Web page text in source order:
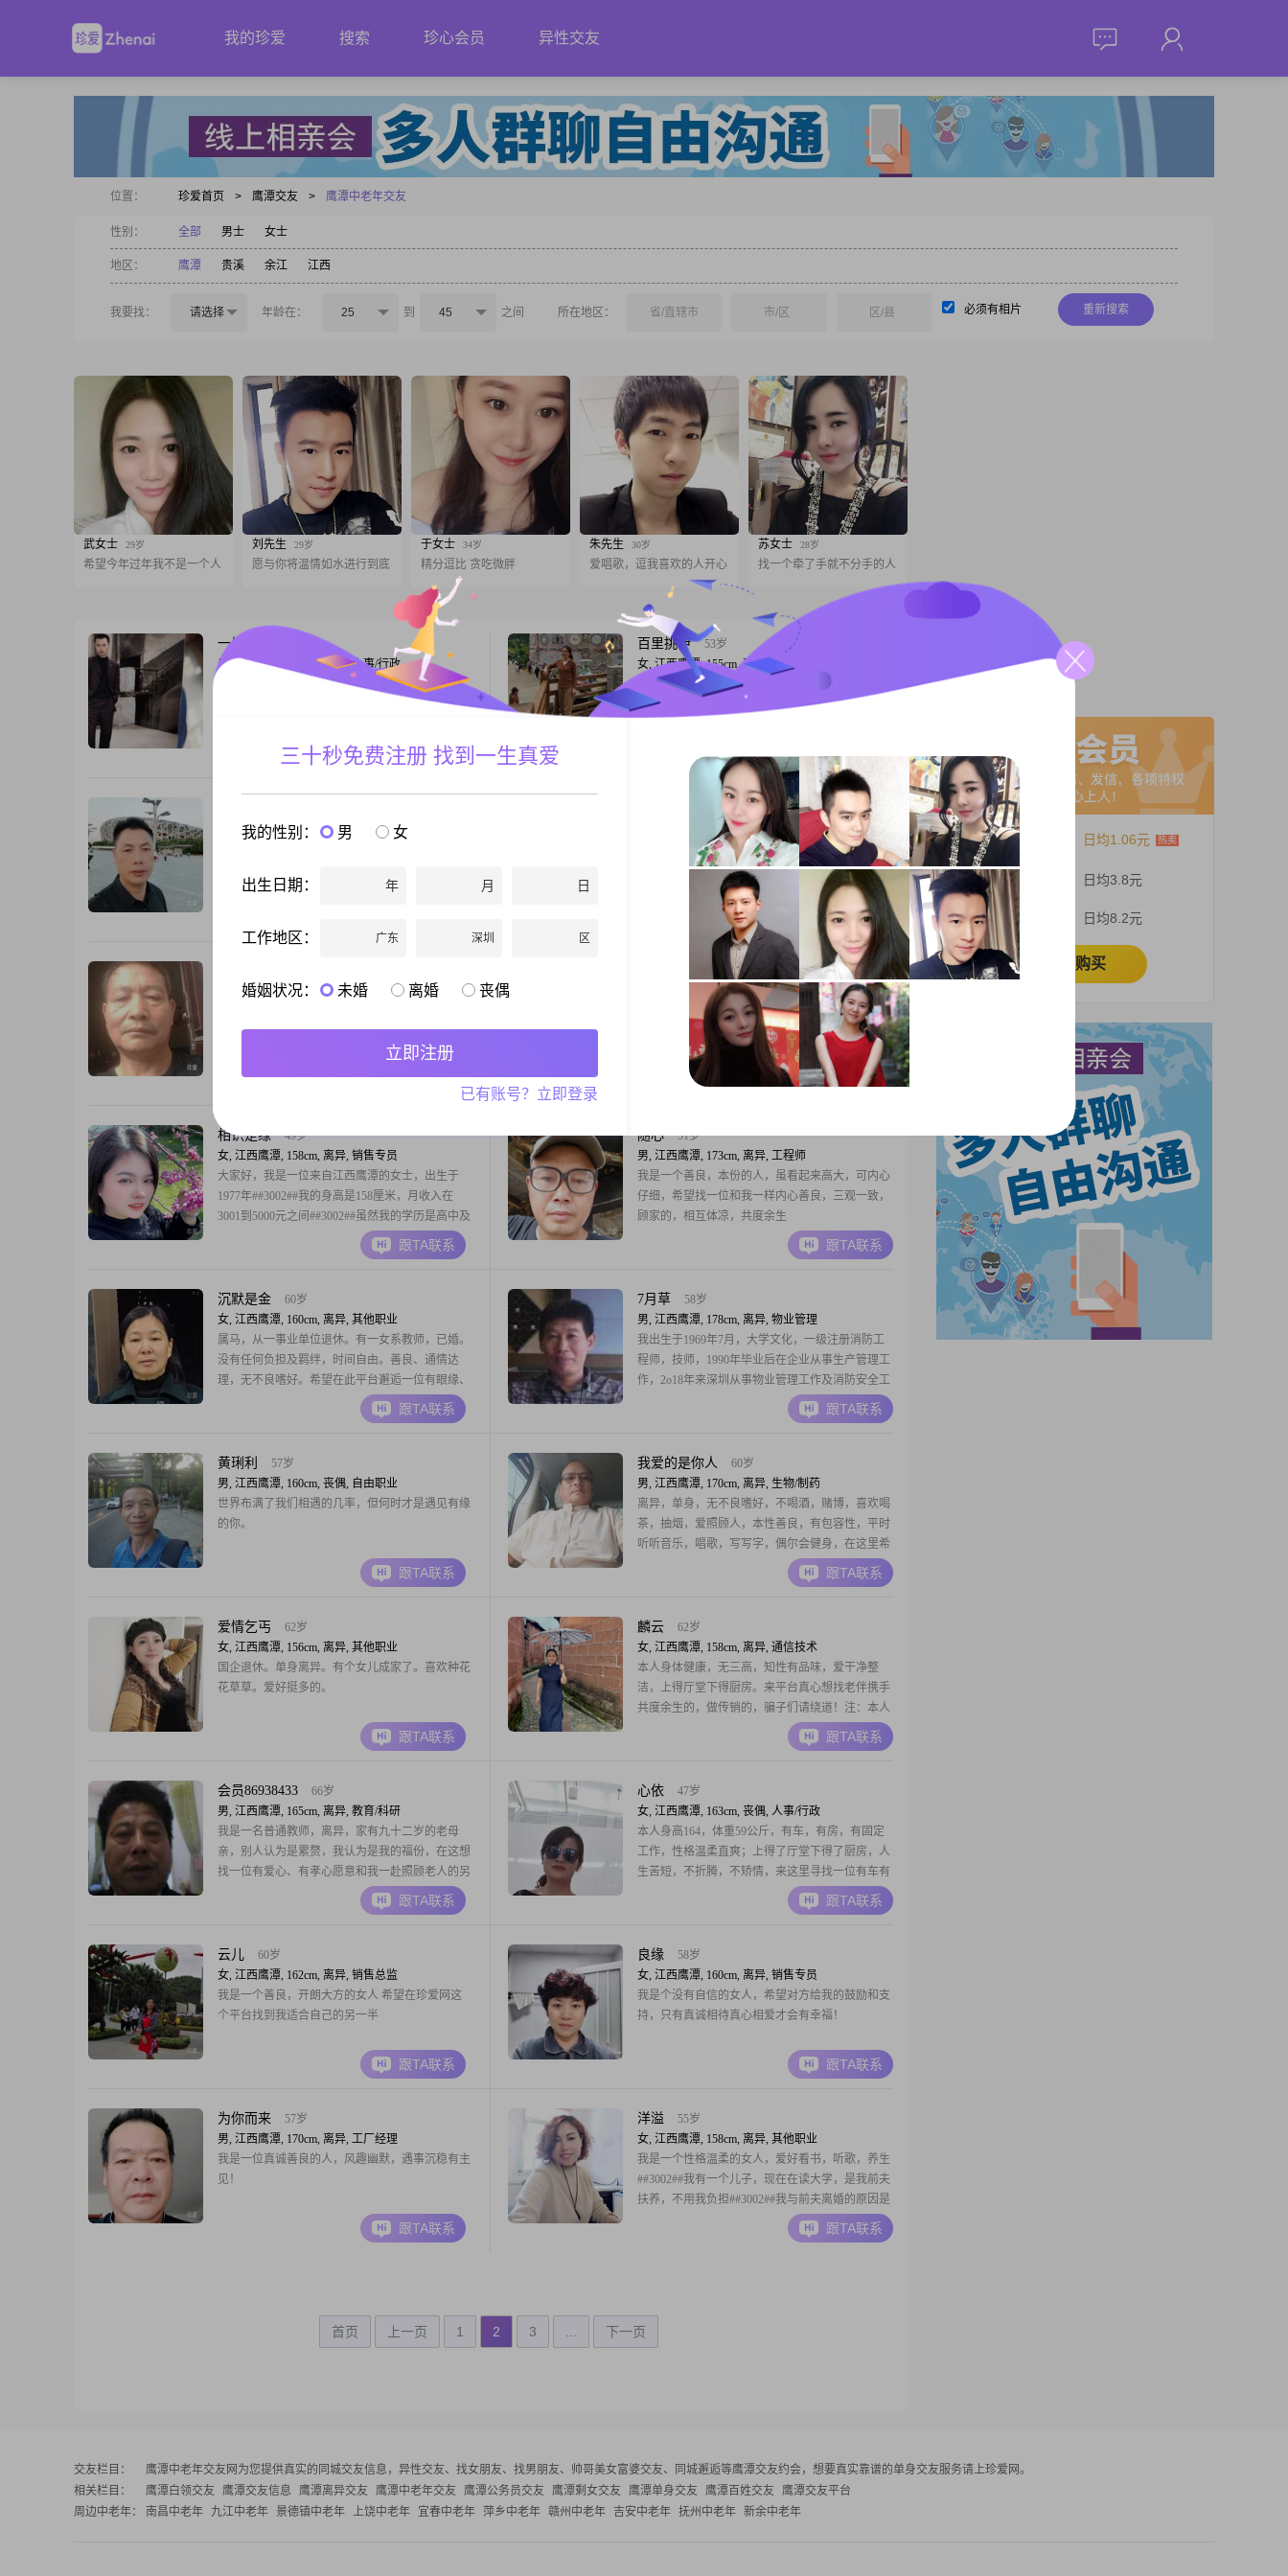
我的珍爱 搜索 珍心会员 异性交友
位置： 珍爱首页 > 鹰潭交友 > 鹰潭中老年交友
性别： 全部 男士 女士
地区： 鹰潭 贵溪 余江 江西
我要找： 请选择 年龄在： 25 到 45 之间 所在地区： 省/直辖市 市/区 区/县 必须有相片 重新搜索
武女士 29岁
希望今年过年我不是一个人
刘先生 29岁
愿与你将温情如水进行到底
于女士 34岁
精分逗比 贪吃微胖
朱先生 30岁
爱唱歌，逗我喜欢的人开心
苏女士 28岁
找一个牵了手就不分手的人
一片一片
男, 江西鹰潭, 173cm, 离异, 人事/行政
大家好，我是一位1972出生的男士，身高173cm，
目前在鹰潭工作。我的月收入在12001到20000元之
人，生活中总能保持自信果断的态度。面对挑战，
我总是乐观积极，相信任何困难都能找到解决的办
跟TA联系
百里挑伊
53岁
女, 江西鹰潭, 155cm, 离异, 小学教师
（本人学历南昌大学本科，手快点错了）我是一个
性格内敛安静的人。平时喜欢宅在家里追追剧，养
身心健康的人，有人格魅力和生命力。
跟TA联系
男, 江西鹰潭, 170cm, 离异, 物流专员
女, 江西鹰潭, 160cm, 丧偶, 自由职业
我是一个细心体贴的人，我承诺在你疲惫的时候给
你一个温暖的拥抱，在你遇到困难的时候，和你一
起并肩作战，我会珍惜，我们在一起每一个平凡的
日子，无论是柴米油盐琐事，还是欢声笑语的快乐
跟TA联系
男, 江西鹰潭, 170cm, 离异, 销售总监
跟TA联系
54岁
男, 江西鹰潭, 171cm, 离异, 商务经理
我在天涯：你在哪？你若陪我到天涯：我定爱你到
跟TA联系
相识是缘
49岁
女, 江西鹰潭, 158cm, 离异, 销售专员
大家好，我是一位来自江西鹰潭的女士，出生于
1977年##3002##我的身高是158厘米，月收入在
3001到5000元之间##3002##虽然我的学历是高中及
以下，但我一直保持着积极向上的生活态度
##3002##我性格开朗，总是爱笑，善于与人沟通
基础##3002##我
跟TA联系
随心
51岁
男, 江西鹰潭, 173cm, 离异, 工程师
我是一个善良，本份的人，虽看起来高大，可内心
仔细，希望找一位和我一样内心善良，三观一致，
顾家的，相互体凉，共度余生
跟TA联系
沉默是金
60岁
女, 江西鹰潭, 160cm, 离异, 其他职业
属马，从一事业单位退休。有一女系教师，已婚。
没有任何负担及羁绊，时间自由。善良、通情达
理，无不良嗜好。希望在此平台邂逅一位有眼缘、
心胸开阔、正派善良、无不良嗜好、三观相近、体
跟TA联系
7月草
58岁
男, 江西鹰潭, 178cm, 离异, 物业管理
我出生于1969年7月，大学文化，一级注册消防工
程师，技师，1990年毕业后在企业从事生产管理工
作，2o18年来深圳从事物业管理工作及消防安全工
作。有一女儿99年出生已成家。在此平台想找个聊
跟TA联系
黄琍利
57岁
男, 江西鹰潭, 160cm, 丧偶, 自由职业
世界布满了我们相遇的几率，但何时才是遇见有缘
的你。
跟TA联系
我爱的是你人
60岁
男, 江西鹰潭, 170cm, 离异, 生物/制药
离异，单身，无不良嗜好，不喝酒，赌博，喜欢喝
茶，抽烟，爱照顾人，本性善良，有包容性，平时
听听音乐，唱歌，写写字，偶尔会健身，在这里希
望遇上真心的人，非诚勿扰##3002##
跟TA联系
爱情乞丐
62岁
女, 江西鹰潭, 156cm, 离异, 其他职业
国企退休。单身离异。有个女儿成家了。喜欢种花
花草草。爱好挺多的。
跟TA联系
麟云
62岁
女, 江西鹰潭, 158cm, 离异, 通信技术
本人身体健康，无三高，知性有品味，爱干净整
洁，上得厅堂下得厨房。来平台真心想找老伴携手
共度余生的，做传销的，骗子们请绕道！注：本人
工作生活在江西，已在央企退休，可以随你在任何
地方生活。介意异地的勿扰。谢谢。
跟TA联系
会员86938433
66岁
男, 江西鹰潭, 165cm, 离异, 教育/科研
我是一名普通教师，离异，家有九十二岁的老母
亲，别人认为是累赘，我认为是我的福份，在这想
找一位有爱心、有孝心愿意和我一赴照顾老人的另
一半，走完下半生，我没有充值看不到信，但我相
信缘份，有情人总归会有办法走到一起的，非诚勿
跟TA联系
心依
47岁
女, 江西鹰潭, 163cm, 丧偶, 人事/行政
本人身高164，体重59公斤，有车，有房，有固定
工作，性格温柔直爽；上得了厅堂下得了厨房，人
生苦短，不折腾，不矫情，来这里寻找一位有车有
房有事业、为人正直的伴侣，度过自己的余生。
跟TA联系
云儿
60岁
女, 江西鹰潭, 162cm, 离异, 销售总监
我是一个善良，开朗大方的女人 希望在珍爱网这
个平台找到我适合自己的另一半
跟TA联系
良缘
58岁
女, 江西鹰潭, 160cm, 离异, 销售专员
我是个没有自信的女人，希望对方给我的鼓励和支
持，只有真诚相待真心相爱才会有幸福！
跟TA联系
为你而来
57岁
男, 江西鹰潭, 170cm, 离异, 工厂经理
我是一位真诚善良的人，风趣幽默，遇事沉稳有主
见！
跟TA联系
洋溢
55岁
女, 江西鹰潭, 158cm, 离异, 其他职业
我是一个性格温柔的女人，爱好看书，听歌，养生
##3002##我有一个儿子，现在在读大学，是我前夫
扶养，不用我负担##3002##我与前夫离婚的原因是
我小姑（我小姑婚姻不好）和婆婆（寡妇）太厉
害，我老公又是一个孝子##3002##我不想我前夫夹
跟TA联系
首页 上一页 1 2 3 下一页
日均1.06元
日均3.8元
日均8.2元
立即购买
交友栏目： 鹰潭中老年交友网 为您提供真实的同城交友信息，异性交友、找女朋友、找男朋友、帅哥美女富婆交友、同城邂逅等鹰潭交友约会，想要真实靠谱的单身交友服务请上珍爱网。
相关栏目：
鹰潭白领交友 鹰潭交友信息 鹰潭离异交友 鹰潭中老年交友 鹰潭公务员交友 鹰潭剩女交友 鹰潭单身交友 鹰潭百姓交友
鹰潭交友平台
周边中老年：
南昌中老年 九江中老年 景德镇中老年 上饶中老年 宜春中老年 萍乡中老年 赣州中老年 吉安中老年 抚州中老年 新余中老年
三十秒免费注册 找到一生真爱
我的性别： 男 女
出生日期： 年 月 日
工作地区： 广东 深圳 区
婚姻状况： 未婚 离婚 丧偶
立即注册
已有账号？立即登录